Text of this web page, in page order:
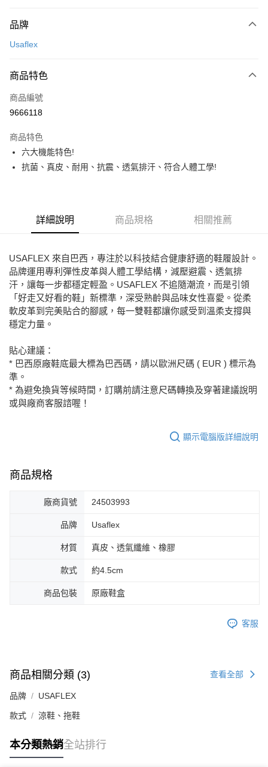
信用卡一次付款
LINE Pay
Apple Pay
悠遊付
ATM付款
全家取貨付款
7-11取貨付款
每筆NT$80，滿NT$2,000(含以上)免運費
宅配
免運費
付款後門市自取
每筆NT$80，滿NT$2,000(含以上)免運費
品牌
Usaflex
商品特色
商品編號
9666118
商品特色
六大機能特色!
抗菌、真皮、耐用、抗震、透氣排汗、符合人體工學!
詳細說明 商品規格 相關推薦
USAFLEX 來自巴西，專注於以科技結合健康舒適的鞋履設計。
品牌運用專利彈性皮革與人體工學結構，減壓避震、透氣排
汗，讓每一步都穩定輕盈。USAFLEX 不追隨潮流，而是引領
「好走又好看的鞋」新標準，深受熟齡與品味女性喜愛。從柔
軟皮革到完美貼合的腳感，每一雙鞋都讓你感受到溫柔支撐與
穩定力量。
貼心建議：
* 巴西原廠鞋底最大標為巴西碼，請以歐洲尺碼 ( EUR ) 標示為
準。
* 為避免換貨等候時間，訂購前請注意尺碼轉換及穿著建議說明
或與廠商客服諮喔！
顯示電腦版詳細說明
商品規格
廠商貨號 24503993
品牌 Usaflex
材質 真皮、透氣纖維、橡膠
款式 約4.5cm
商品包裝 原廠鞋盒
客服
商品相關分類 (3) 查看全部
品牌 USAFLEX
款式 涼鞋、拖鞋
本分類熱銷全站排行